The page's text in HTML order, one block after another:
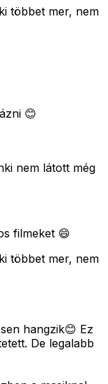
többet mer, nem
😊
nem látott még
filmeket 😄
többet mer, nem
hangzik😊 Ez
De legalabb